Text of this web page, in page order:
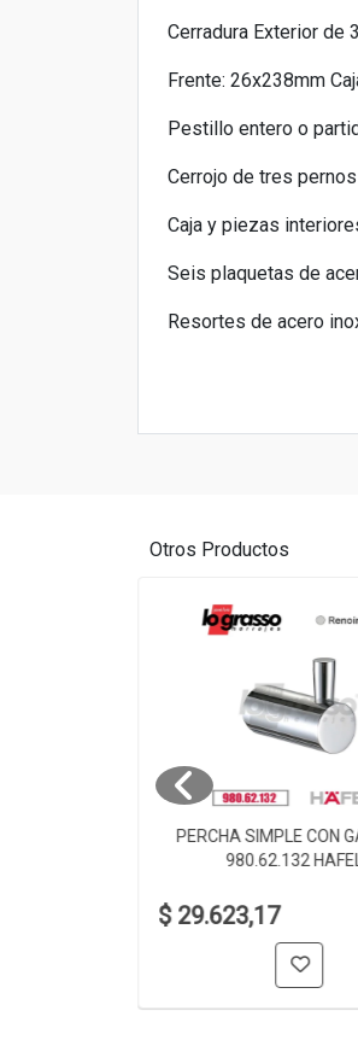
Cerradura Exterior de
Frente: 26x238mm
Pestillo entero o
Cerrojo de tres
Caja y piezas
Seis plaquetas de
Resortes de acero
Otros Productos
PERCHA SIMPLE CON
980.62.132
$ 29.623,17